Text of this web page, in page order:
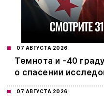
07 АВГУСТА 2026
Темнота и -40
о спасении
07 АВГУСТА 2026